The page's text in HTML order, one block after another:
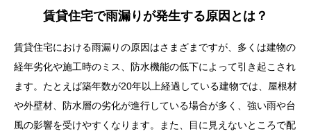
賃貸住宅で雨漏りが発生する原因とは？
賃貸住宅における雨漏りの原因はさまざまですが、多くは建物の
経年劣化や施工時のミス、防水機能の低下によって引き起こされ
ます。たとえば築年数が20年以上経過している建物では、屋根材
や外壁材、防水層の劣化が進行している場合が多く、強い雨や台
風の影響を受けやすくなります。また、目に見えないところで配